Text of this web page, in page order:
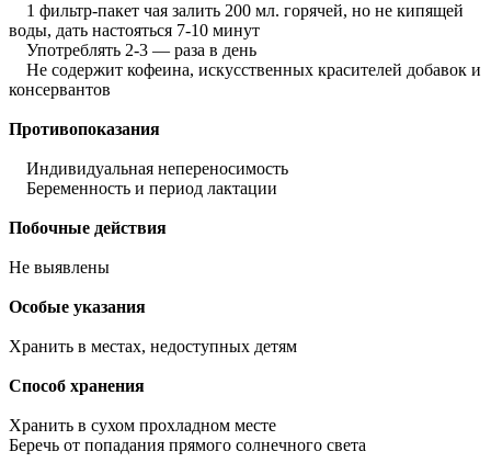
1 фильтр-пакет чая залить 200 мл. горячей, но не кипящей
воды, дать настояться 7-10 минут
Употреблять 2-3 — раза в день
Не содержит кофеина, искусственных красителей добавок и
консервантов
Противопоказания
Индивидуальная непереносимость
Беременность и период лактации
Побочные действия
Не выявлены
Особые указания
Хранить в местах, недоступных детям
Способ хранения
Хранить в сухом прохладном месте
Беречь от попадания прямого солнечного света